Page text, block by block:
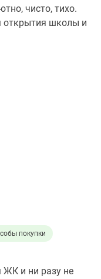
чисто, тихо.
открытия школы и
покупки
ЖК и ни разу не